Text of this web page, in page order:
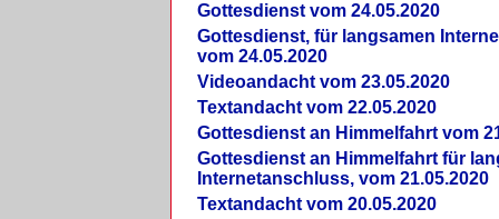
Gottesdienst vom 24.05.2020
Gottesdienst, für langsamen
vom 24.05.2020
Videoandacht vom 23.05.2020
Textandacht vom 22.05.2020
Gottesdienst an Himmelfahrt vom
Gottesdienst an Himmelfahrt für
Internetanschluss, vom 21.05.2020
Textandacht vom 20.05.2020